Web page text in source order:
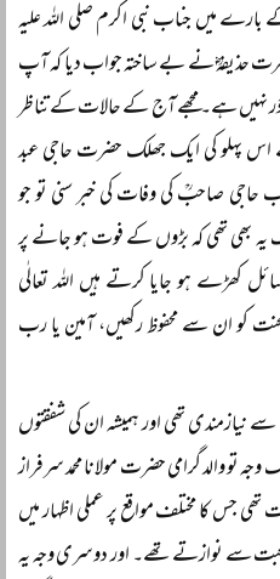
بارے میں جناب نبی اکرم صلی اللہ علیہ
حذیفہؓ نے بے ساختہ جواب دیا کہ آپ
نہیں ہے۔ مجھے آج کے حالات کے تناظر
پہلو کی ایک جھلک حضرت حاجی عبد
حاجی صاحبؒ کی وفات کی خبر سنی تو جو
یہ بھی تھی کہ بڑوں کے فوت ہو جانے پر
کھڑے ہو جایا کرتے ہیں اللہ تعالٰی
کو ان سے محفوظ رکھیں، آمین یا رب
تھی اور ہمیشہ ان کی شفقتوں
تو والد گرامی حضرت مولانا محمد سرفراز
جس کا مختلف مواقع پر عملی اظہار میں
سے نوازتے تھے۔ اور دوسری وجہ یہ